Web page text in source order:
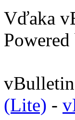
Vďaka
(Lite) -